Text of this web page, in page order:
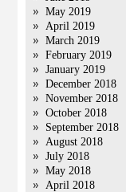
May 2019
April 2019
March 2019
February 2019
January 2019
December 2018
November 2018
October 2018
September 2018
August 2018
July 2018
May 2018
April 2018